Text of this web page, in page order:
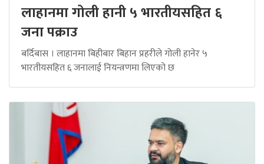
लाहानमा गोली हानी ५ भारतीयसहित ६
जना पक्राउ
बर्दिबास । लाहानमा बिहीबार बिहान प्रहरीले गोली हानेर ५
भारतीयसहित ६ जनालाई नियन्त्रणमा लिएको छ